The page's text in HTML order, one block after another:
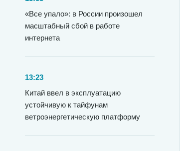
«Все упало»: в России произошел
масштабный сбой в работе
интернета
13:23
Китай ввел в эксплуатацию
устойчивую к тайфунам
ветроэнергетическую платформу